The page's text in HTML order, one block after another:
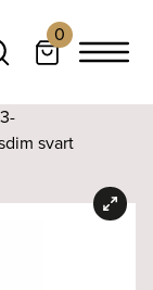
0
3-
svart